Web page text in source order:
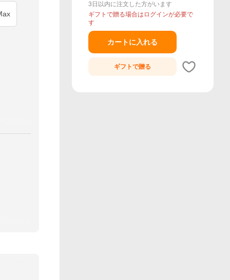
3日以内に注文した方がいます
ギフトで贈る場合はログインが必要で
す
カートに入れる
ギフトで贈る